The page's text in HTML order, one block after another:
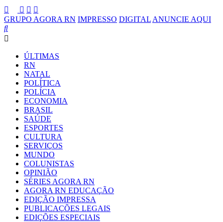
GRUPO AGORA RN IMPRESSO DIGITAL ANUNCIE AQUI
ÚLTIMAS
RN
NATAL
POLÍTICA
POLÍCIA
ECONOMIA
BRASIL
SAÚDE
ESPORTES
CULTURA
SERVIÇOS
MUNDO
COLUNISTAS
OPINIÃO
SÉRIES AGORA RN
AGORA RN EDUCAÇÃO
EDIÇÃO IMPRESSA
PUBLICAÇÕES LEGAIS
EDIÇÕES ESPECIAIS